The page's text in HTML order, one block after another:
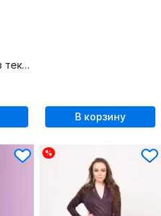
Фиолетовое летнее платье из текстиля с большими размерами
В корзину
%